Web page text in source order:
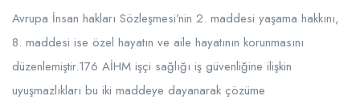
Avrupa İnsan hakları Sözleşmesi’nin 2. maddesi yaşama hakkını,
8. maddesi ise özel hayatın ve aile hayatının korunmasını
düzenlemiştir.176 AİHM işçi sağlığı iş güvenliğine ilişkin
uyuşmazlıkları bu iki maddeye dayanarak çözüme